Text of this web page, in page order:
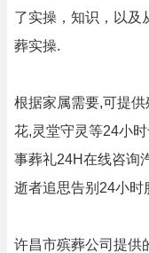
了实操，知识，以及
葬实操.
根据家属需要,可提
花,灵堂守灵等24小
事葬礼24H在线咨询
逝者追思告别24小时
许昌市殡葬公司提供